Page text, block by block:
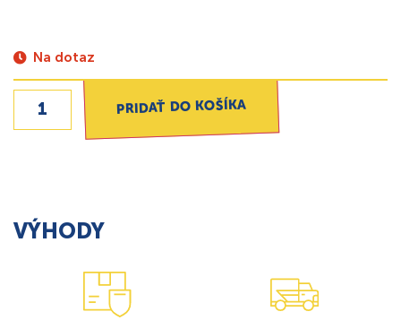
Na dotaz
PRIDAŤ DO KOŠÍKA
VÝHODY